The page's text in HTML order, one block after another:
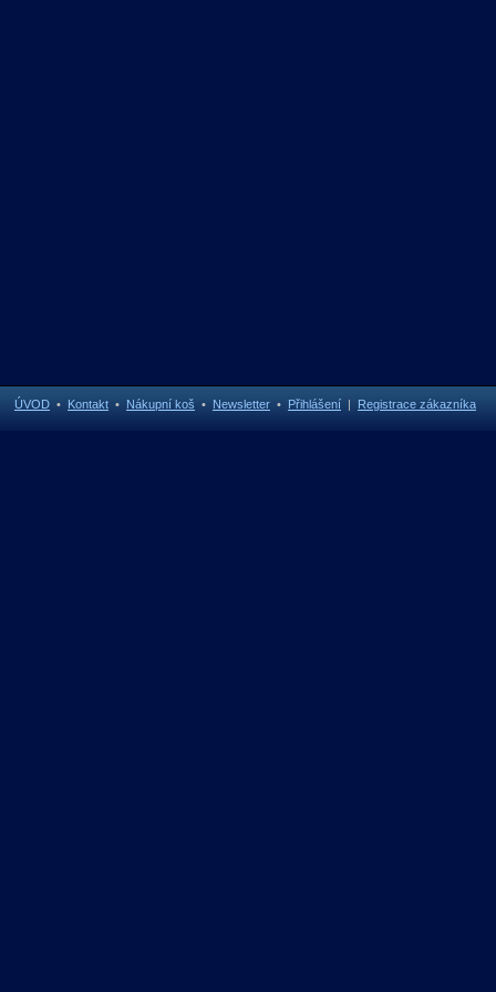
ÚVOD • Kontakt • Nákupní koš • Newsletter • Přihlášení | Registrace zákazníka